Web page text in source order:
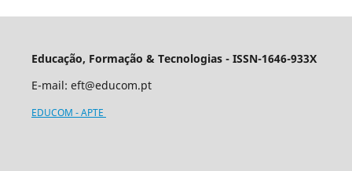
Educação, Formação & Tecnologias - ISSN-1646-933X
E-mail: eft@educom.pt
EDUCOM - APTE